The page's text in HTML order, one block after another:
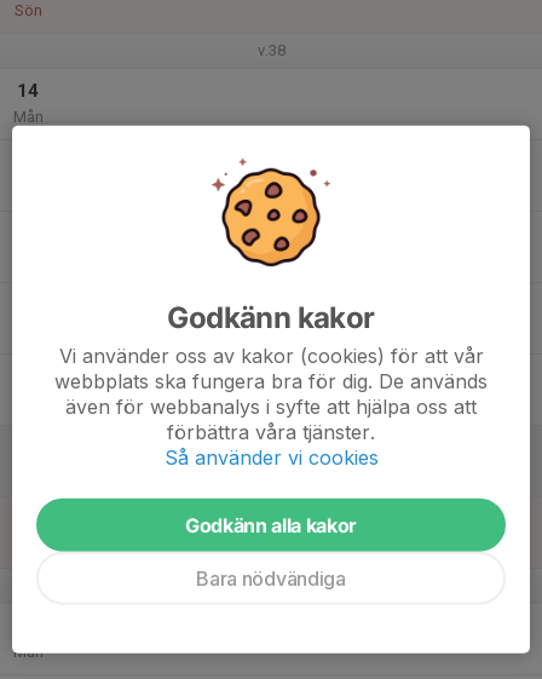
Sön
v.38
14
Mån
20
Sön
v.39
Mån
Godkänn kakor
Vi använder oss av kakor (cookies) för att vår
webbplats ska fungera bra för dig. De används
även för webbanalys i syfte att hjälpa oss att
förbättra våra tjänster.
Så använder vi cookies
Godkänn alla kakor
Bara nödvändiga